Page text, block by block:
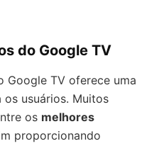
do Google TV
Google TV oferece uma
usuários. Muitos
os melhores
proporcionando